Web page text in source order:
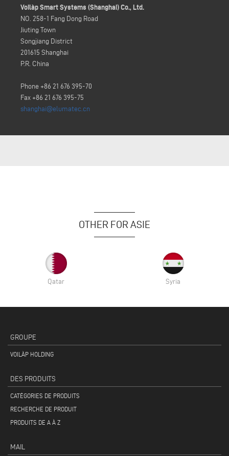
Voilàp Smart Systems (Shanghai) Co., Ltd.
NO. 258-1 Fang Dong Road
Jiuting Town
Songjiang District
201615 Shanghai
P.R. China
Phone +86 21 676 395-70
Fax +86 21 676 395-75
shanghai@elumatec.cn
OTHER FOR ASIE
Qatar Syria
GROUPE
VOILÀP HOLDING
DES PRODUITS
CATÉGORIES DE PRODUITS
RECHERCHE DE PRODUIT
PRODUITS DE A À Z
MAIL